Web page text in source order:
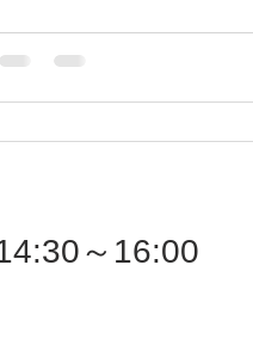
2/3(土)14:30～16:00